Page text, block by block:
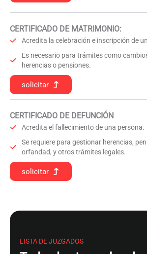
CERTIFICADO DE MATRIMONIO:
Acredita la celebración e inscripción de
Es necesario para trámites como
herencias o pensiones.
solicitar
CERTIFICADO DE DEFUNCIÓN
Acredita el fallecimiento de una persona.
Se requiere para gestionar herencias,
orfandad, y otros trámites legales.
solicitar
LISTA DE JUZGADOS